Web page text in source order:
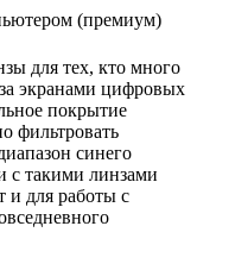
(премиум)
для тех, кто много
экранами цифровых
покрытие
фильтровать
синего
с такими линзами
и для работы с